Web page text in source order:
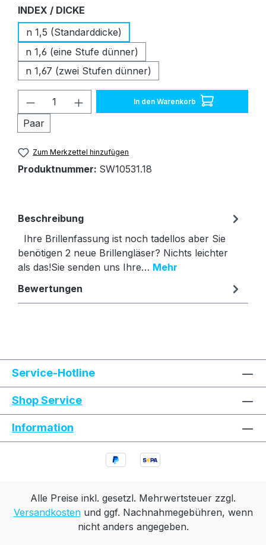
INDEX / DICKE
n 1,5 (Standarddicke)
n 1,6 (eine Stufe dünner)
n 1,67 (zwei Stufen dünner)
Produkt Anzahl: Gib den
Paar
In den Warenkorb
Zum Merkzettel hinzufügen
Produktnummer: SW10531.18
Beschreibung
Ihre Brillenfassung ist noch tadellos aber Sie
benötigen 2 neue Brillengläser? Nichts leichter
als das!Sie senden uns Ihre… Mehr
Bewertungen
Service-Hotline
Shop Service
Information
Alle Preise inkl. gesetzl. Mehrwertsteuer zzgl.
Versandkostenund ggf. Nachnahmegebühren, wenn
nicht anders angegeben.
Text vergrößern Hochkontrastmodus
Farben invertieren
Niedrige Sättigung
Animationen stoppen Überschriften hervorheben
Großer Cursor Leseführung